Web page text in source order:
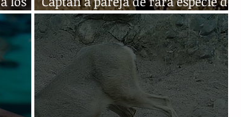
leopardos en Pakistán